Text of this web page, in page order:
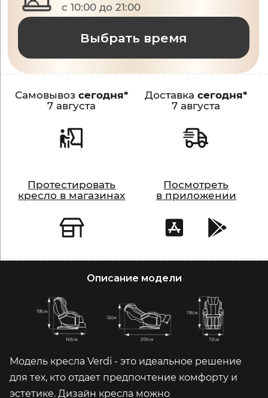
с 10:00 до 21:00
Выбрать время
Самовывозсегодня*
7 августа
Доставкасегодня*
7 августа
Протестировать
кресло в магазинах
Посмотреть
в приложении
Описание модели
Модель кресла Verdi - это идеальное решение
для тех, кто отдает предпочтение комфорту и
эстетике. Дизайн кресла можно